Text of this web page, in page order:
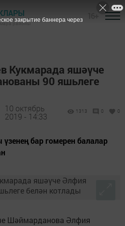
районы
Кукмарада яшәүче
90 яшьлеге
10 октябрь
2019 - 14:33
1313 0 0
бар гомерен балалар
Шәймарданова Әлфия
закрытие баннера через